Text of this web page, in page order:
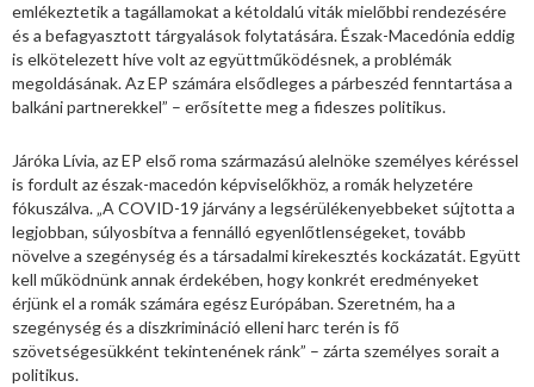
emlékeztetik a tagállamokat a kétoldalú viták mielőbbi rendezésére
és a befagyasztott tárgyalások folytatására. Észak-Macedónia eddig
is elkötelezett híve volt az együttműködésnek, a problémák
megoldásának. Az EP számára elsődleges a párbeszéd fenntartása a
balkáni partnerekkel” – erősítette meg a fideszes politikus.
Járóka Lívia, az EP első roma származású alelnöke személyes kéréssel
is fordult az észak-macedón képviselőkhöz, a romák helyzetére
fókuszálva. „A COVID-19 járvány a legsérülékenyebbeket sújtotta a
legjobban, súlyosbítva a fennálló egyenlőtlenségeket, tovább
növelve a szegénység és a társadalmi kirekesztés kockázatát. Együtt
kell működnünk annak érdekében, hogy konkrét eredményeket
érjünk el a romák számára egész Európában. Szeretném, ha a
szegénység és a diszkrimináció elleni harc terén is fő
szövetségesükként tekintenének ránk” – zárta személyes sorait a
politikus.